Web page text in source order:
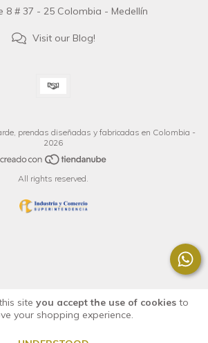
site you accept the use of cookiesto
your shopping experience.
8 # 37 - 25 Colombia - Medellín
Visit our Blog!
prendas diseñadas y fabricadas en Colombia -
2026
All rights reserved.